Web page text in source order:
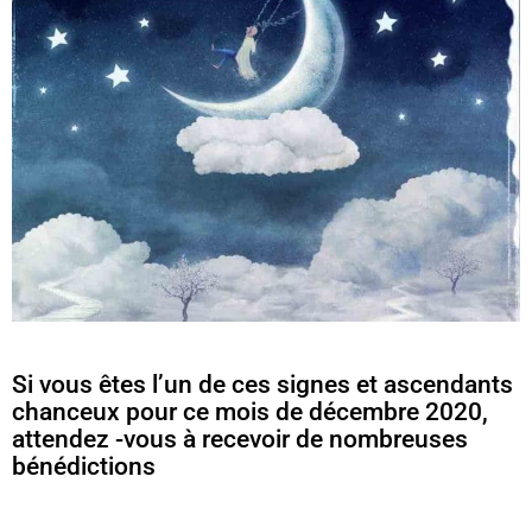
Si vous êtes l’un de ces signes et ascendants
chanceux pour ce mois de décembre 2020,
attendez -vous à recevoir de nombreuses
bénédictions